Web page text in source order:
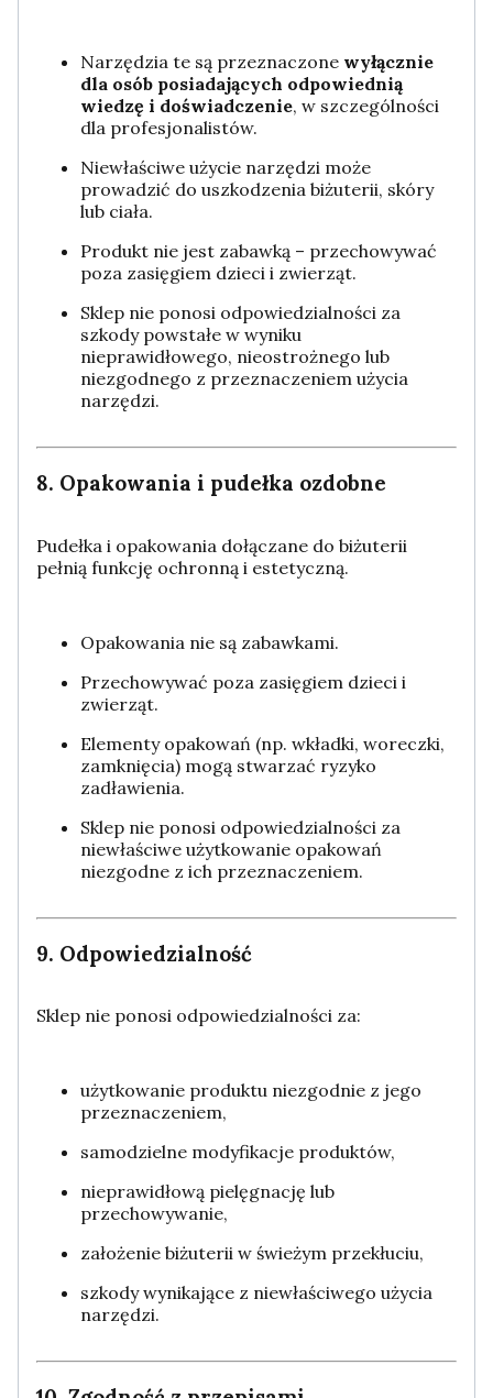
Narzędzia te są przeznaczone wyłącznie
dla osób posiadających odpowiednią
wiedzę i doświadczenie, w szczególności
dla profesjonalistów.
Niewłaściwe użycie narzędzi może
prowadzić do uszkodzenia biżuterii, skóry
lub ciała.
Produkt nie jest zabawką – przechowywać
poza zasięgiem dzieci i zwierząt.
Sklep nie ponosi odpowiedzialności za
szkody powstałe w wyniku
nieprawidłowego, nieostrożnego lub
niezgodnego z przeznaczeniem użycia
narzędzi.
8. Opakowania i pudełka ozdobne
Pudełka i opakowania dołączane do biżuterii
pełnią funkcję ochronną i estetyczną.
Opakowania nie są zabawkami.
Przechowywać poza zasięgiem dzieci i
zwierząt.
Elementy opakowań (np. wkładki, woreczki,
zamknięcia) mogą stwarzać ryzyko
zadławienia.
Sklep nie ponosi odpowiedzialności za
niewłaściwe użytkowanie opakowań
niezgodne z ich przeznaczeniem.
9. Odpowiedzialność
Sklep nie ponosi odpowiedzialności za:
użytkowanie produktu niezgodnie z jego
przeznaczeniem,
samodzielne modyfikacje produktów,
nieprawidłową pielęgnację lub
przechowywanie,
założenie biżuterii w świeżym przekłuciu,
szkody wynikające z niewłaściwego użycia
narzędzi.